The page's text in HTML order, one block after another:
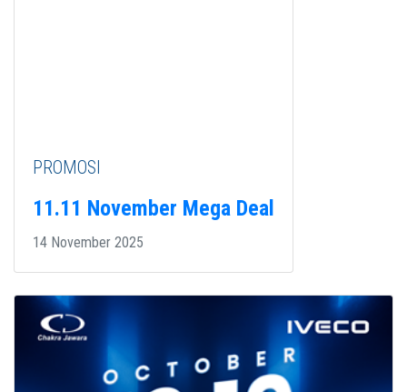
PROMOSI
11.11 November Mega Deal
14 November 2025